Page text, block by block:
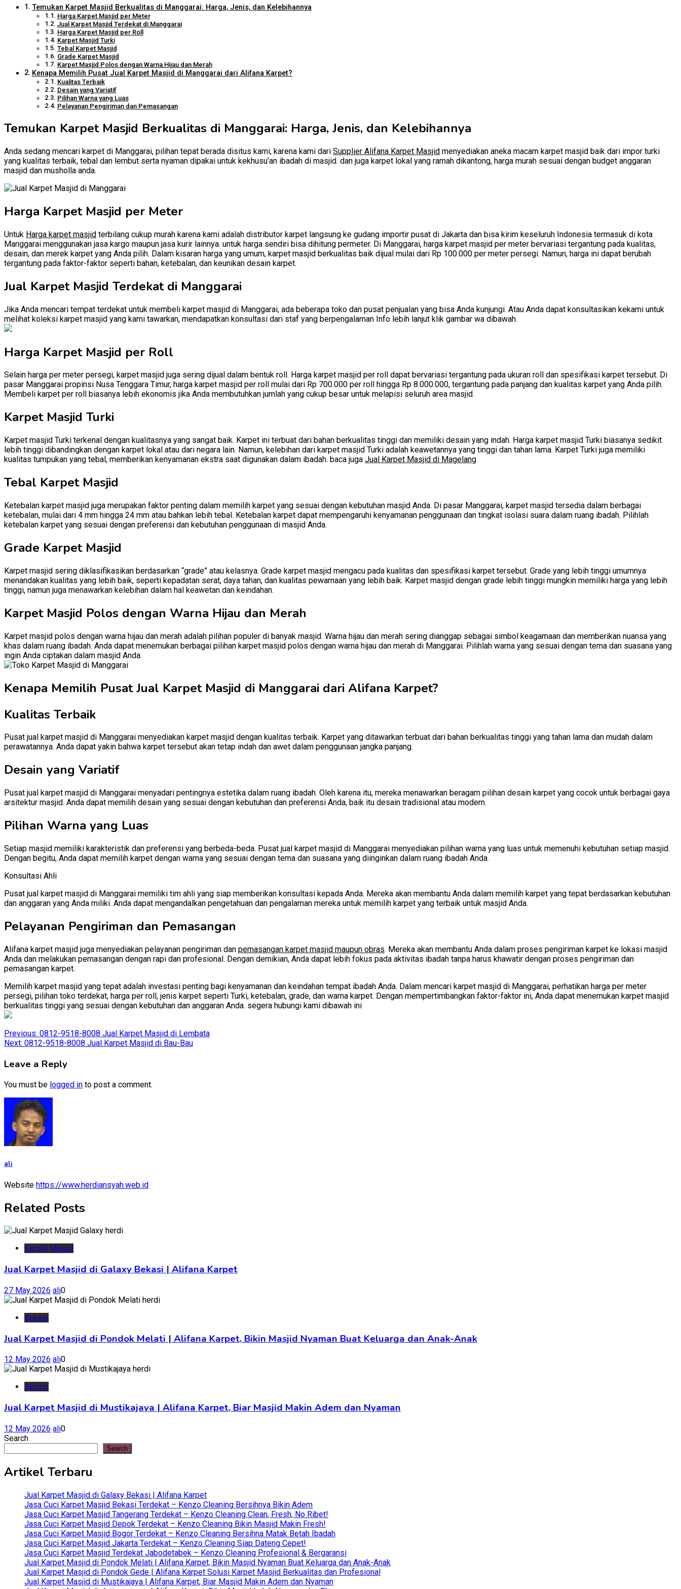
Temukan Karpet Masjid Berkualitas di Manggarai: Harga, Jenis, dan Kelebihannya
Harga Karpet Masjid per Meter
Jual Karpet Masjid Terdekat di Manggarai
Harga Karpet Masjid per Roll
Karpet Masjid Turki
Tebal Karpet Masjid
Grade Karpet Masjid
Karpet Masjid Polos dengan Warna Hijau dan Merah
Kenapa Memilih Pusat Jual Karpet Masjid di Manggarai dari Alifana Karpet?
Kualitas Terbaik
Desain yang Variatif
Pilihan Warna yang Luas
Pelayanan Pengiriman dan Pemasangan
Temukan Karpet Masjid Berkualitas di Manggarai: Harga, Jenis, dan Kelebihannya
Anda sedang mencari karpet di Manggarai, pilihan tepat berada disitus kami, karena kami dari Supplier Alifana Karpet Masjid menyediakan aneka macam karpet masjid baik dari impor turki
yang kualitas terbaik, tebal dan lembut serta nyaman dipakai untuk kekhusu’an ibadah di masjid. dan juga karpet lokal yang ramah dikantong, harga murah sesuai dengan budget anggaran
masjid dan musholla anda.
Harga Karpet Masjid per Meter
Untuk Harga karpet masjid terbilang cukup murah karena kami adalah distributor karpet langsung ke gudang importir pusat di Jakarta dan bisa kirim keseluruh Indonesia termasuk di kota
Manggarai menggunakan jasa kargo maupun jasa kurir lainnya. untuk harga sendiri bisa dihitung permeter. Di Manggarai, harga karpet masjid per meter bervariasi tergantung pada kualitas,
desain, dan merek karpet yang Anda pilih. Dalam kisaran harga yang umum, karpet masjid berkualitas baik dijual mulai dari Rp 100.000 per meter persegi. Namun, harga ini dapat berubah
tergantung pada faktor-faktor seperti bahan, ketebalan, dan keunikan desain karpet.
Jual Karpet Masjid Terdekat di Manggarai
Jika Anda mencari tempat terdekat untuk membeli karpet masjid di Manggarai, ada beberapa toko dan pusat penjualan yang bisa Anda kunjungi. Atau Anda dapat konsultasikan kekami untuk
melihat koleksi karpet masjid yang kami tawarkan, mendapatkan konsultasi dari staf yang berpengalaman Info lebih lanjut klik gambar wa dibawah.
Harga Karpet Masjid per Roll
Selain harga per meter persegi, karpet masjid juga sering dijual dalam bentuk roll. Harga karpet masjid per roll dapat bervariasi tergantung pada ukuran roll dan spesifikasi karpet tersebut. Di
pasar Manggarai propinsi Nusa Tenggara Timur, harga karpet masjid per roll mulai dari Rp 700.000 per roll hingga Rp 8.000.000, tergantung pada panjang dan kualitas karpet yang Anda pilih.
Membeli karpet per roll biasanya lebih ekonomis jika Anda membutuhkan jumlah yang cukup besar untuk melapisi seluruh area masjid.
Karpet Masjid Turki
Karpet masjid Turki terkenal dengan kualitasnya yang sangat baik. Karpet ini terbuat dari bahan berkualitas tinggi dan memiliki desain yang indah. Harga karpet masjid Turki biasanya sedikit
lebih tinggi dibandingkan dengan karpet lokal atau dari negara lain. Namun, kelebihan dari karpet masjid Turki adalah keawetannya yang tinggi dan tahan lama. Karpet Turki juga memiliki
kualitas tumpukan yang tebal, memberikan kenyamanan ekstra saat digunakan dalam ibadah. baca juga Jual Karpet Masjid di Magelang
Tebal Karpet Masjid
Ketebalan karpet masjid juga merupakan faktor penting dalam memilih karpet yang sesuai dengan kebutuhan masjid Anda. Di pasar Manggarai, karpet masjid tersedia dalam berbagai
ketebalan, mulai dari 4 mm hingga 24 mm atau bahkan lebih tebal. Ketebalan karpet dapat mempengaruhi kenyamanan penggunaan dan tingkat isolasi suara dalam ruang ibadah. Pilihlah
ketebalan karpet yang sesuai dengan preferensi dan kebutuhan penggunaan di masjid Anda.
Grade Karpet Masjid
Karpet masjid sering diklasifikasikan berdasarkan “grade” atau kelasnya. Grade karpet masjid mengacu pada kualitas dan spesifikasi karpet tersebut. Grade yang lebih tinggi umumnya
menandakan kualitas yang lebih baik, seperti kepadatan serat, daya tahan, dan kualitas pewarnaan yang lebih baik. Karpet masjid dengan grade lebih tinggi mungkin memiliki harga yang lebih
tinggi, namun juga menawarkan kelebihan dalam hal keawetan dan keindahan.
Karpet Masjid Polos dengan Warna Hijau dan Merah
Karpet masjid polos dengan warna hijau dan merah adalah pilihan populer di banyak masjid. Warna hijau dan merah sering dianggap sebagai simbol keagamaan dan memberikan nuansa yang
khas dalam ruang ibadah. Anda dapat menemukan berbagai pilihan karpet masjid polos dengan warna hijau dan merah di Manggarai. Pilihlah warna yang sesuai dengan tema dan suasana yang
ingin Anda ciptakan dalam masjid Anda.
Kenapa Memilih Pusat Jual Karpet Masjid di Manggarai dari Alifana Karpet?
Kualitas Terbaik
Pusat jual karpet masjid di Manggarai menyediakan karpet masjid dengan kualitas terbaik. Karpet yang ditawarkan terbuat dari bahan berkualitas tinggi yang tahan lama dan mudah dalam
perawatannya. Anda dapat yakin bahwa karpet tersebut akan tetap indah dan awet dalam penggunaan jangka panjang.
Desain yang Variatif
Pusat jual karpet masjid di Manggarai menyadari pentingnya estetika dalam ruang ibadah. Oleh karena itu, mereka menawarkan beragam pilihan desain karpet yang cocok untuk berbagai gaya
arsitektur masjid. Anda dapat memilih desain yang sesuai dengan kebutuhan dan preferensi Anda, baik itu desain tradisional atau modern.
Pilihan Warna yang Luas
Setiap masjid memiliki karakteristik dan preferensi yang berbeda-beda. Pusat jual karpet masjid di Manggarai menyediakan pilihan warna yang luas untuk memenuhi kebutuhan setiap masjid.
Dengan begitu, Anda dapat memilih karpet dengan warna yang sesuai dengan tema dan suasana yang diinginkan dalam ruang ibadah Anda.
Konsultasi Ahli
Pusat jual karpet masjid di Manggarai memiliki tim ahli yang siap memberikan konsultasi kepada Anda. Mereka akan membantu Anda dalam memilih karpet yang tepat berdasarkan kebutuhan
dan anggaran yang Anda miliki. Anda dapat mengandalkan pengetahuan dan pengalaman mereka untuk memilih karpet yang terbaik untuk masjid Anda.
Pelayanan Pengiriman dan Pemasangan
Alifana karpet masjid juga menyediakan pelayanan pengiriman dan pemasangan karpet masjid maupun obras. Mereka akan membantu Anda dalam proses pengiriman karpet ke lokasi masjid
Anda dan melakukan pemasangan dengan rapi dan profesional. Dengan demikian, Anda dapat lebih fokus pada aktivitas ibadah tanpa harus khawatir dengan proses pengiriman dan
pemasangan karpet.
Memilih karpet masjid yang tepat adalah investasi penting bagi kenyamanan dan keindahan tempat ibadah Anda. Dalam mencari karpet masjid di Manggarai, perhatikan harga per meter
persegi, pilihan toko terdekat, harga per roll, jenis karpet seperti Turki, ketebalan, grade, dan warna karpet. Dengan mempertimbangkan faktor-faktor ini, Anda dapat menemukan karpet masjid
berkualitas tinggi yang sesuai dengan kebutuhan dan anggaran Anda. segera hubungi kami dibawah ini
Post
navigation
Previous: 0812-9518-8008 Jual Karpet Masjid di Lembata
Next: 0812-9518-8008 Jual Karpet Masjid di Bau-Bau
Leave a Reply
You must be logged in to post a comment.
ali
Website https://www.herdiansyah.web.id
Related Posts
Karpet Masjid
Jual Karpet Masjid di Galaxy Bekasi | Alifana Karpet
27 May 2026 ali0
Bekasi
Jual Karpet Masjid di Pondok Melati | Alifana Karpet, Bikin Masjid Nyaman Buat Keluarga dan Anak-Anak
12 May 2026 ali0
Bekasi
Jual Karpet Masjid di Mustikajaya | Alifana Karpet, Biar Masjid Makin Adem dan Nyaman
12 May 2026 ali0
Search
Search
Artikel Terbaru
Jual Karpet Masjid di Galaxy Bekasi | Alifana Karpet
Jasa Cuci Karpet Masjid Bekasi Terdekat – Kenzo Cleaning Bersihnya Bikin Adem
Jasa Cuci Karpet Masjid Tangerang Terdekat – Kenzo Cleaning Clean, Fresh, No Ribet!
Jasa Cuci Karpet Masjid Depok Terdekat – Kenzo Cleaning Bikin Masjid Makin Fresh!
Jasa Cuci Karpet Masjid Bogor Terdekat – Kenzo Cleaning Bersihna Matak Betah Ibadah
Jasa Cuci Karpet Masjid Jakarta Terdekat – Kenzo Cleaning Siap Dateng Cepet!
Jasa Cuci Karpet Masjid Terdekat Jabodetabek – Kenzo Cleaning Profesional & Bergaransi
Jual Karpet Masjid di Pondok Melati | Alifana Karpet, Bikin Masjid Nyaman Buat Keluarga dan Anak-Anak
Jual Karpet Masjid di Pondok Gede | Alifana Karpet Solusi Karpet Masjid Berkualitas dan Profesional
Jual Karpet Masjid di Mustikajaya | Alifana Karpet, Biar Masjid Makin Adem dan Nyaman